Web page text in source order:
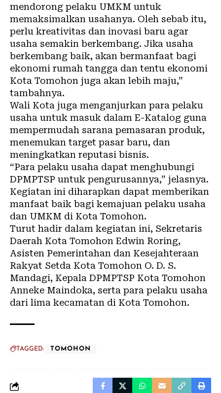
mendorong pelaku UMKM untuk
memaksimalkan usahanya. Oleh sebab itu,
perlu kreativitas dan inovasi baru agar
usaha semakin berkembang. Jika usaha
berkembang baik, akan bermanfaat bagi
ekonomi rumah tangga dan tentu ekonomi
Kota Tomohon juga akan lebih maju,”
tambahnya.
Wali Kota juga menganjurkan para pelaku
usaha untuk masuk dalam E-Katalog guna
mempermudah sarana pemasaran produk,
menemukan target pasar baru, dan
meningkatkan reputasi bisnis.
“Para pelaku usaha dapat menghubungi
DPMPTSP untuk pengurusannya,” jelasnya.
Kegiatan ini diharapkan dapat memberikan
manfaat baik bagi kemajuan pelaku usaha
dan UMKM di Kota Tomohon.
Turut hadir dalam kegiatan ini, Sekretaris
Daerah Kota Tomohon Edwin Roring,
Asisten Pemerintahan dan Kesejahteraan
Rakyat Setda Kota Tomohon O. D. S.
Mandagi, Kepala DPMPTSP Kota Tomohon
Anneke Maindoka, serta para pelaku usaha
dari lima kecamatan di Kota Tomohon.
TAGGED: TOMOHON